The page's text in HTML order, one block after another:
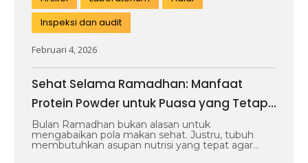
Inspeksi dan audit
Februari 4, 2026
Sehat Selama Ramadhan: Manfaat
Protein Powder untuk Puasa yang Tetap
Bertenaga
Bulan Ramadhan bukan alasan untuk
mengabaikan pola makan sehat. Justru, tubuh
membutuhkan asupan nutrisi yang tepat agar